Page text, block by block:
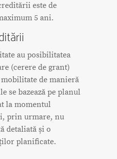
este de
5 ani.
au posibilitatea
(cerere de grant)
de manieră
se bazează pe planul
la momentul
prin urmare, nu
detaliată și o
planificate.